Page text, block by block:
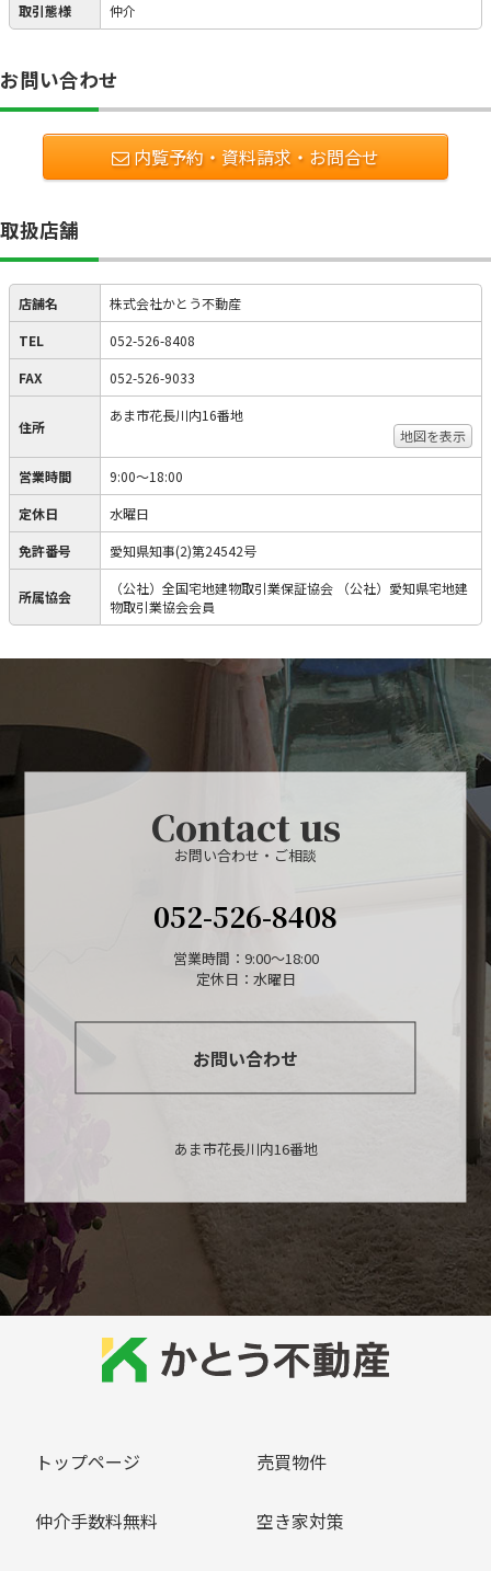
取引態様 仲介
お問い合わせ
内覧予約・資料請求・お問合せ
取扱店舗
店舗名
株式会社かとう不動産
TEL
052-526-8408
FAX
052-526-9033
住所
あま市花長川内16番地
地図を表示
営業時間
9:00～18:00
定休日
水曜日
免許番号
愛知県知事(2)第24542号
所属協会
（公社）全国宅地建物取引業保証協会 （公社）愛知県宅地建
物取引業協会会員
Contact us
お問い合わせ・ご相談
052-526-8408
営業時間：9:00～18:00
定休日：水曜日
お問い合わせ
あま市花長川内16番地
トップページ 売買物件
仲介手数料無料 空き家対策